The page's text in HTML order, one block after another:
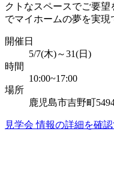
クトなスペースでご要
でマイホームの夢を実現
開催日
5/7(木)～31(日)
時間
10:00~17:00
場所
鹿児島市吉野町
見学会 情報の詳細を確